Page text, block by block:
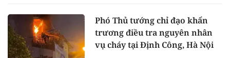
Phó Thủ tướng chỉ đạo khẩn
trương điều tra nguyên nhân
vụ cháy tại Định Công, Hà Nội